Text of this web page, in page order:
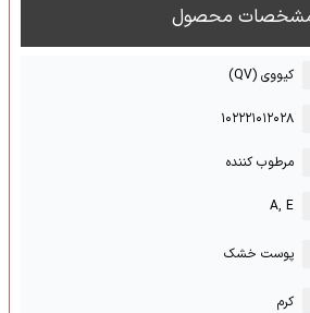
محصول
کیووی (QV)
۱۰۲۲۲۱۰۱۲۰۲۸
مرطوب کننده
A, E
پوست خشک
کرم